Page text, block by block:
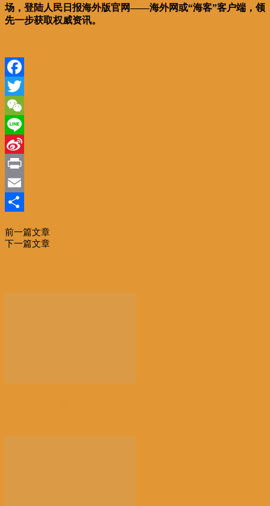
场，登陆人民日报海外版官网——海外网或“海客”客户端，领
先一步获取权威资讯。
Facebook
Twitter
WeChat
Line
Sina
Weibo
Print
Email
享
前一篇文章
下一篇文章